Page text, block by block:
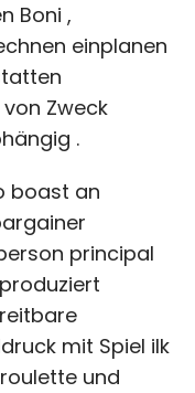
Boni ,
einplanen
Zweck
.
boast an
principal
mit Spiel ilk
und